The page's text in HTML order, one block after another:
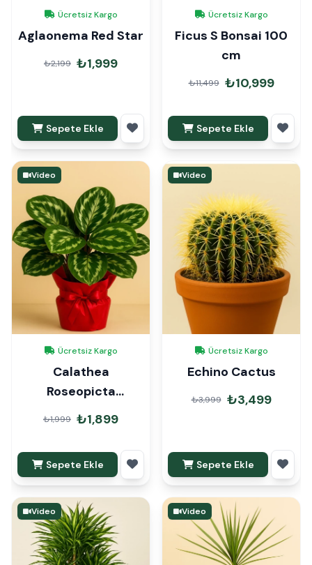
Ücretsiz Kargo
Aglaonema Red Star
₺2,199 ₺1,999
Sepete Ekle
Ücretsiz Kargo
Ficus S Bonsai 100
cm
₺11,499 ₺10,999
Sepete Ekle
Video
Ücretsiz Kargo
Calathea
Roseopicta
Medallion Dua
Çiçeği Hediye
Paketli
₺1,999 ₺1,899
Sepete Ekle
Video
Ücretsiz Kargo
Echino Cactus
₺3,999 ₺3,499
Sepete Ekle
Video Video